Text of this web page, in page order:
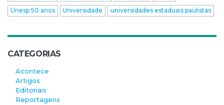
Unesp 50 anos
Universidade universidades estaduais paulistas
CATEGORIAS
Acontece
Artigos
Editoriais
Reportagens